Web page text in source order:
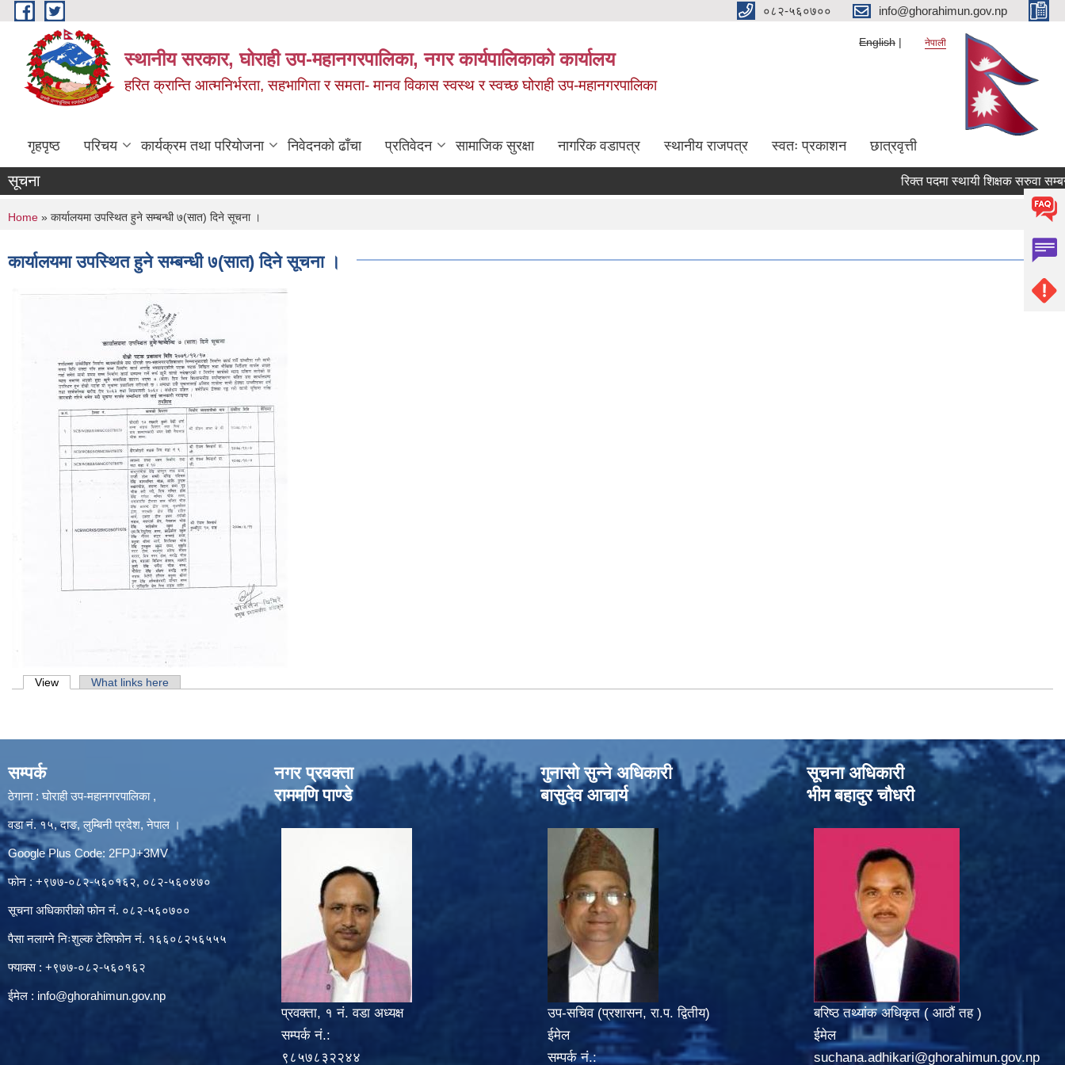
Skip to main content ०८२-५६०७०० info@ghorahimun.gov.np
स्थानीय सरकार, घोराही उप-महानगरपालिका, नगर कार्यपालिकाको कार्यालय
हरित क्रान्ति आत्मनिर्भरता, सहभागिता र समता- मानव विकास स्वस्थ र स्वच्छ घोराही उप-महानगरपालिका
English नेपाली
गृहपृष्ठ परिचय कार्यक्रम तथा परियोजना निवेदनको ढाँचा प्रतिवेदन सामाजिक सुरक्षा नागरिक वडापत्र स्थानीय राजपत्र स्वतः प्रकाशन छात्रवृत्ती
सूचना रिक्त पदमा स्थायी शिक्षक सरुवा
You are here
Home » कार्यालयमा उपस्थित हुने सम्बन्धी ७(सात) दिने सूचना ।
कार्यालयमा उपस्थित हुने सम्बन्धी ७(सात) दिने सूचना ।
Primary tabs
View (active tab)What links here
सम्पर्क
ठेगाना : घोराही उप-महानगरपालिका ,
वडा नं. १५, दाङ, लुम्बिनी प्रदेश, नेपाल ।
Google Plus Code: 2FPJ+3MV
फोन : +९७७-०८२-५६०१६२, ०८२-५६०४७०
सूचना अधिकारीको फोन नं. ०८२-५६०७००
पैसा नलाग्ने निःशुल्क टेलिफोन नं. १६६०८२५६५५५
फ्याक्स : +९७७-०८२-५६०१६२
ईमेल : info@ghorahimun.gov.np
नगर प्रवक्ता
राममणि पाण्डे
प्रवक्ता, १ नं. वडा अध्यक्ष
सम्पर्क नं.:
९८५७८३२२४४
गुनासो सुन्‍ने अधिकारी
बासुदेव आचार्य
उप-सचिव (प्रशासन, रा.प. द्वितीय)
ईमेल
सम्पर्क नं.:
सूचना अधिकारी
भीम बहादुर चौधरी
बरिष्ठ तथ्यांक अधिकृत ( आठौं तह )
ईमेल
suchana.adhikari@ghorahimun.gov.np